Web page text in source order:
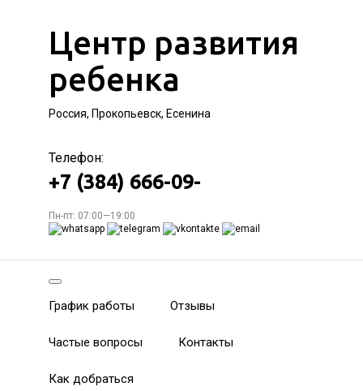
Центр развития
ребенка
Россия, Прокопьевск, Есенина
Телефон:
+7 (384) 666-09-
Пн-пт: 07:00—19:00
График работы Отзывы
Частые вопросы Контакты
Как добраться